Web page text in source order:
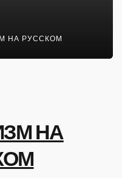
НА РУССКОМ
НА